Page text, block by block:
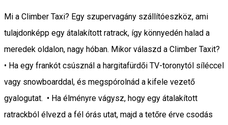
Mi a Climber Taxi? Egy szupervagány szállítóeszköz, ami
tulajdonképp egy átalakított ratrack, így könnyedén halad a
meredek oldalon, nagy hóban. Mikor válaszd a Climber Taxit?
• Ha egy frankót csúsznál a hargitafürdői TV-toronytól síléccel
vagy snowboarddal, és megspórolnád a kifele vezető
gyalogutat. • Ha élményre vágysz, hogy egy átalakított
ratrackból élvezd a fél órás utat, majd a tetőre érve csodás